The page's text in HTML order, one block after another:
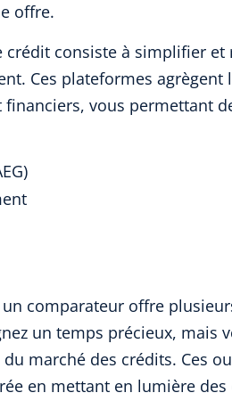
offre.
crédit consiste à simplifier
Ces plateformes
vous permettant
comparateur offre
un temps précieux, mais
marché des crédits. Ces
en mettant en lumière